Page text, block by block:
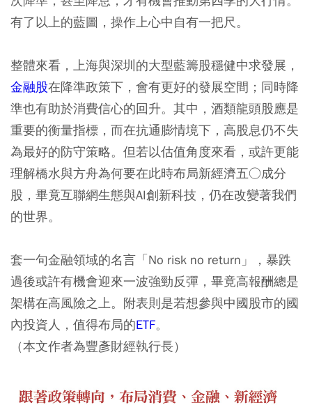
有了以上的藍圖，操作上心中自有一把尺。
整體來看，上海與深圳的大型藍籌股穩健中求發展，
金融股在降準政策下，會有更好的發展空間；同時降
準也有助於消費信心的回升。其中，酒類龍頭股應是
重要的衡量指標，而在抗通膨情境下，高股息仍不失
為最好的防守策略。但若以估值角度來看，或許更能
理解橋水與方舟為何要在此時布局新經濟五○成分
股，畢竟互聯網生態與AI創新科技，仍在改變著我們
的世界。
套一句金融領域的名言「No risk no return」，暴跌
過後或許有機會迎來一波強勁反彈，畢竟高報酬總是
架構在高風險之上。附表則是若想參與中國股市的國
內投資人，值得布局的ETF。
（本文作者為豐彥財經執行長）